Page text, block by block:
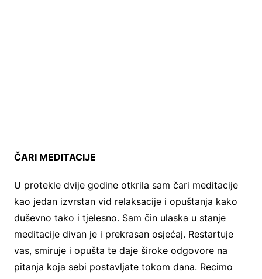
ČARI MEDITACIJE
U protekle dvije godine otkrila sam čari meditacije
kao jedan izvrstan vid relaksacije i opuštanja kako
duševno tako i tjelesno. Sam čin ulaska u stanje
meditacije divan je i prekrasan osjećaj. Restartuje
vas, smiruje i opušta te daje široke odgovore na
pitanja koja sebi postavljate tokom dana. Recimo